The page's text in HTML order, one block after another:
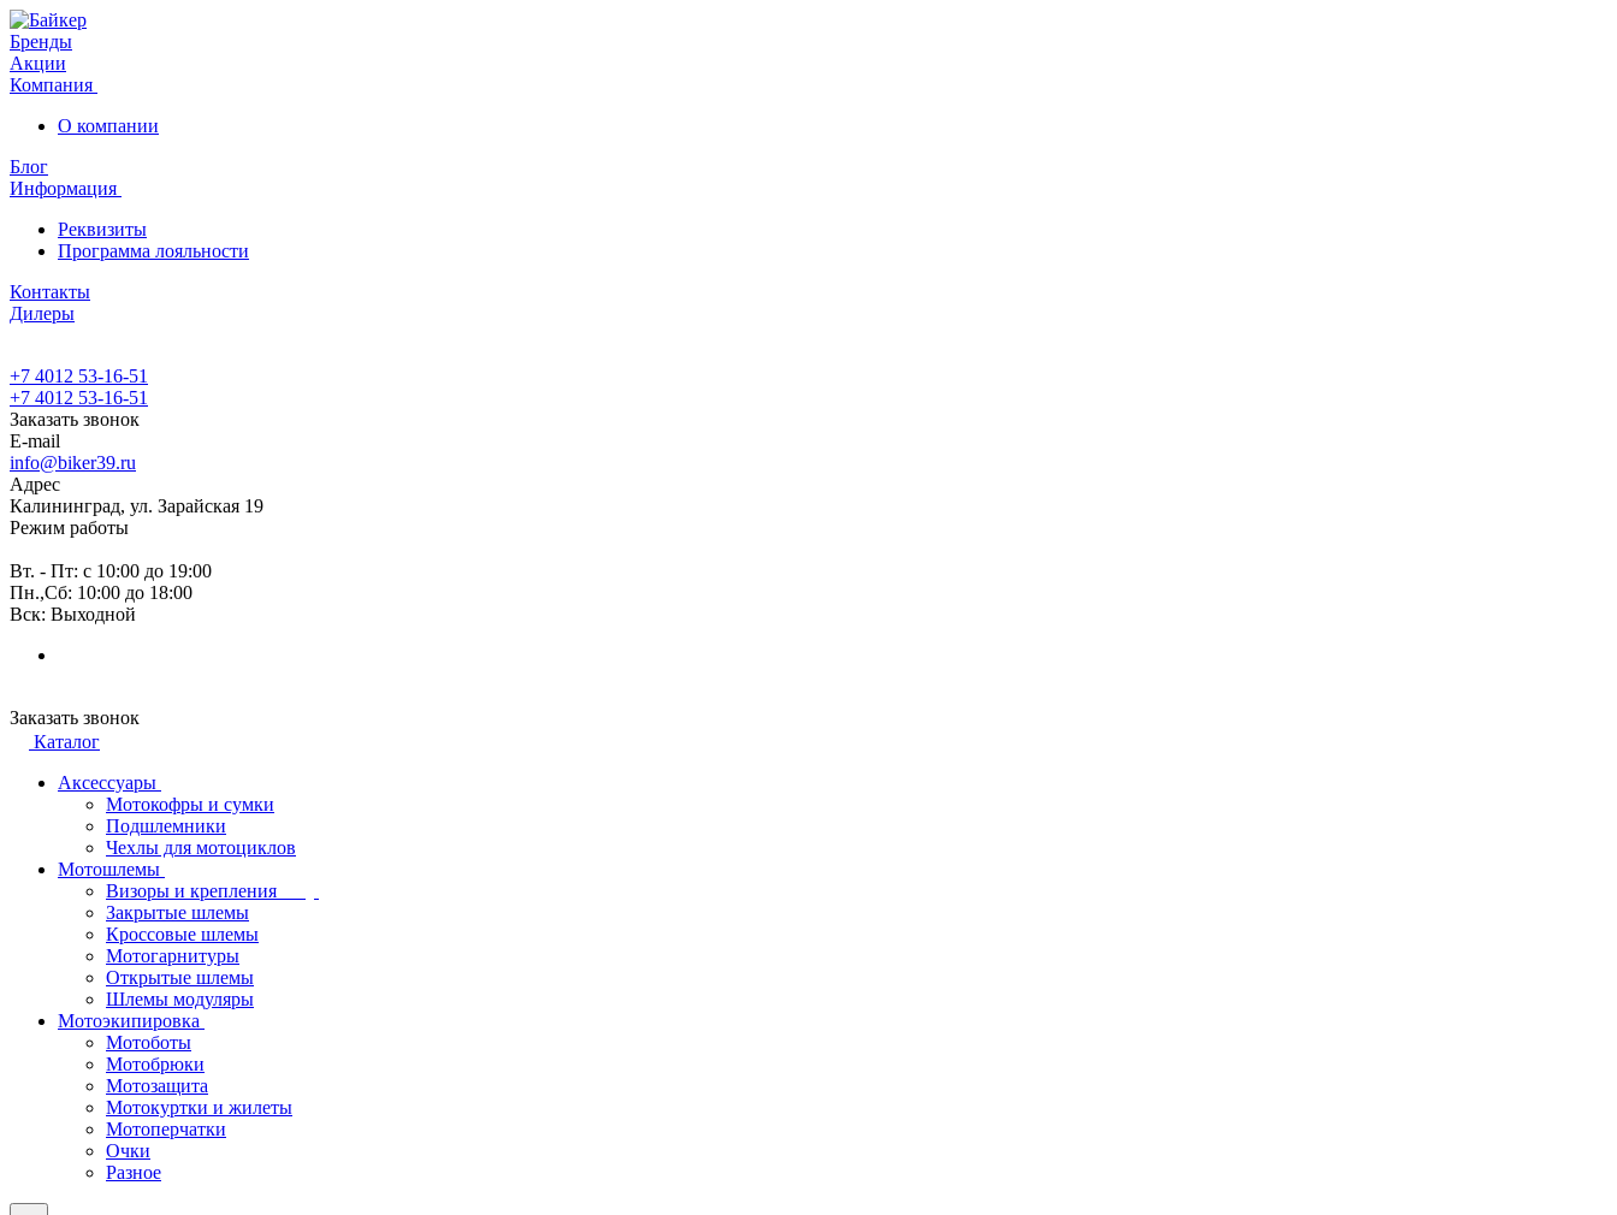
Бренды
Акции
Компания
О компании
Блог
Информация
Реквизиты
Программа лояльности
Контакты
Дилеры
+7 4012 53-16-51
+7 4012 53-16-51
Заказать звонок
E-mail
info@biker39.ru
Адрес
Калининград, ул. Зарайская 19
Режим работы
Вт. - Пт: с 10:00 до 19:00
Пн.,Сб: 10:00 до 18:00
Вск: Выходной
Заказать звонок
Каталог
Аксессуары
Мотокофры и сумки
Подшлемники
Чехлы для мотоциклов
Мотошлемы
Визоры и крепления
Закрытые шлемы
Кроссовые шлемы
Мотогарнитуры
Открытые шлемы
Шлемы модуляры
Мотоэкипировка
Мотоботы
Мотобрюки
Мотозащита
Мотокуртки и жилеты
Мотоперчатки
Очки
Разное